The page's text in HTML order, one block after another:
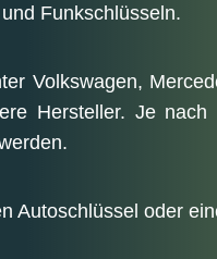
Funkschlüsseln.
Volkswagen,
Hersteller. Je nach
Autoschlüssel oder